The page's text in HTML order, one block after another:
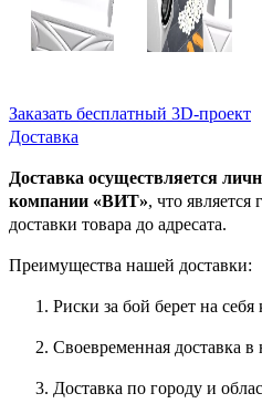
Заказать бесплатный 3D-проект
Доставка
Доставка осуществляется
компании «ВИТ», что является
доставки товара до адресата.
Преимущества нашей доставки:
Риски за бой берет на
Своевременная доставка
Доставка по городу и